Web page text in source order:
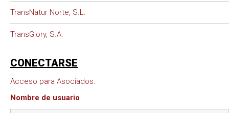
TransNatur Norte, S.L.
TransGlory, S.A.
CONECTARSE
Acceso para Asociados.
Nombre de usuario